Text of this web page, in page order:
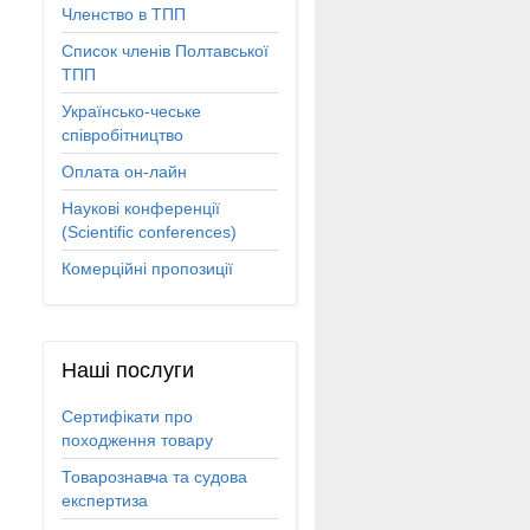
Членство в ТПП
Список членів Полтавської
ТПП
Українсько-чеське
співробітництво
Оплата он-лайн
Наукові конференції
(Scientific conferences)
Комерційні пропозиції
Наші послуги
Сертифікати про
походження товару
Товарознавча та судова
експертиза